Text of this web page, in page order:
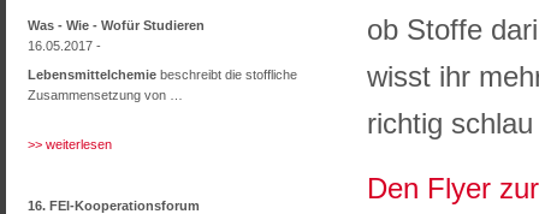
Was - Wie - Wofür Studieren
16.05.2017 -
Lebensmittelchemie beschreibt die stoffliche
Zusammensetzung von …
>> weiterlesen
16. FEI-Kooperationsforum
ob Stoffe
wisst ihr
richtig
Den Flyer